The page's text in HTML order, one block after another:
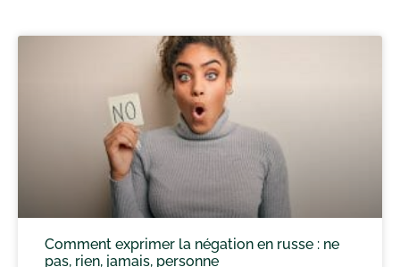
Comment exprimer la négation en russe : ne
pas, rien, jamais, personne